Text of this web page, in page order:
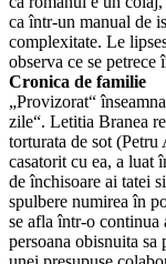
ca într-un manual de
complexitate. Le
observa ce se petrece
Cronica de familie
„Provizorat“
zile“. Letitia Branea
torturata de sot (Petru
casatorit cu ea, a luat
de închisoare ai tatei
spulbere numirea în
se afla într-o continua
persoana obisnuita